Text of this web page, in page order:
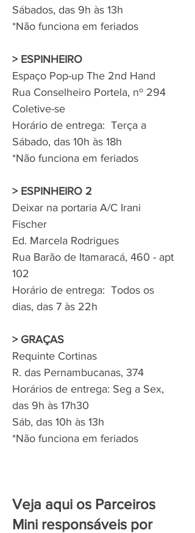
Sábados, das 9h às 13h
*Não funciona em feriados
> ESPINHEIRO
Espaço Pop-up The 2nd Hand
Rua Conselheiro Portela, nº 294
Coletive-se
Horário de entrega: Terça a
Sábado, das 10h às 18h
*Não funciona em feriados
> ESPINHEIRO 2
Deixar na portaria A/C Irani
Fischer
Ed. Marcela Rodrigues
Rua Barão de Itamaracá, 460 - apt
102
Horário de entrega: Todos os
dias, das 7 às 22h
> GRAÇAS
Requinte Cortinas
R. das Pernambucanas, 374
Horários de entrega: Seg a Sex,
das 9h às 17h30
Sáb, das 10h às 13h
*Não funciona em feriados
Veja aqui os Parceiros
Mini responsáveis por